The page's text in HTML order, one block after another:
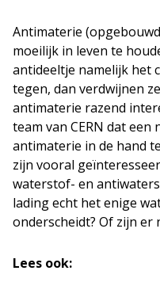
Antimaterie
moeilijk in leven te
antideeltje namelijk het
tegen, dan verdwijnen
antimaterie razend
team van CERN dat
antimaterie in de hand
zijn vooral
waterstof- en
lading echt het enige
onderscheidt? Of zijn er
Lees ook: